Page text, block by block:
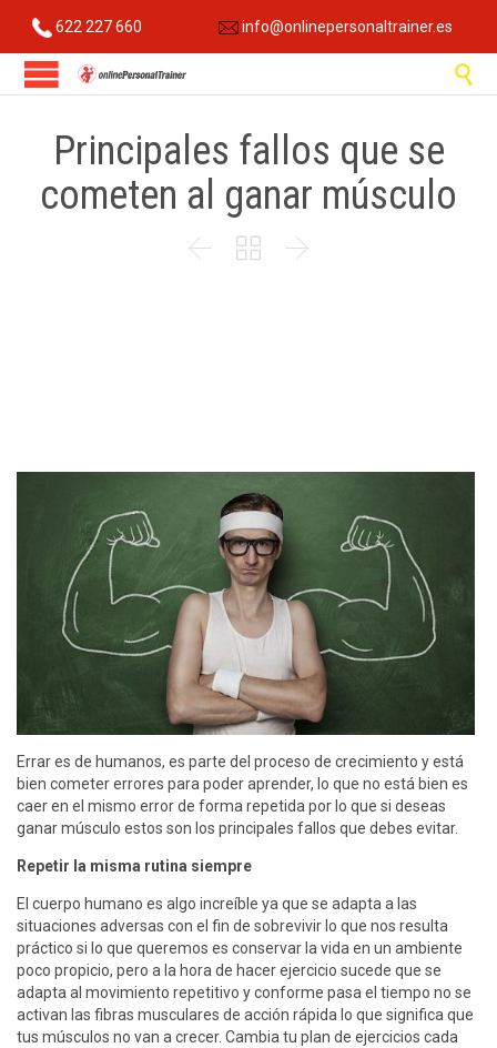
622 227 660 info@onlinepersonaltrainer.es

Principales fallos que se
cometen al ganar músculo
  
Errar es de humanos, es parte del proceso de crecimiento y está
bien cometer errores para poder aprender, lo que no está bien es
caer en el mismo error de forma repetida por lo que si deseas
ganar músculo estos son los principales fallos que debes evitar.
Repetir la misma rutina siempre
El cuerpo humano es algo increíble ya que se adapta a las
situaciones adversas con el fin de sobrevivir lo que nos resulta
práctico si lo que queremos es conservar la vida en un ambiente
poco propicio, pero a la hora de hacer ejercicio sucede que se
adapta al movimiento repetitivo y conforme pasa el tiempo no se
activan las fibras musculares de acción rápida lo que significa que
tus músculos no van a crecer. Cambia tu plan de ejercicios cada